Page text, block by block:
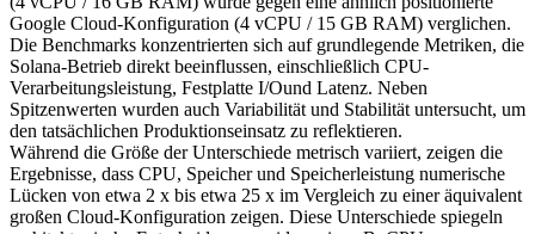
Google Cloud-Konfiguration (4 vCPU / 15 GB RAM) verglichen.
Die Benchmarks konzentrierten sich auf grundlegende Metriken, die
Solana-Betrieb direkt beeinflussen, einschließlich CPU-
Verarbeitungsleistung, Festplatte I/Ound Latenz. Neben
Spitzenwerten wurden auch Variabilität und Stabilität untersucht, um
den tatsächlichen Produktionseinsatz zu reflektieren.
Während die Größe der Unterschiede metrisch variiert, zeigen die
Ergebnisse, dass CPU, Speicher und Speicherleistung numerische
Lücken von etwa 2 x bis etwa 25 x im Vergleich zu einer äquivalent
großen Cloud-Konfiguration zeigen. Diese Unterschiede spiegeln